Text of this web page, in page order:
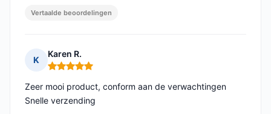
Vertaalde beoordelingen
K
Karen R.
Opmerking: 5 van 5
Zeer mooi product, conform aan de verwachtingen
Snelle verzending